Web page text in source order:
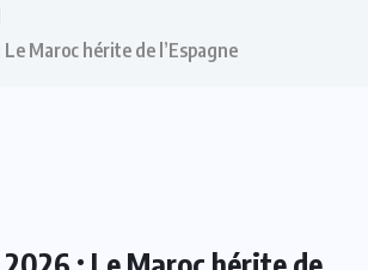
Maroc hérite de l’Espagne